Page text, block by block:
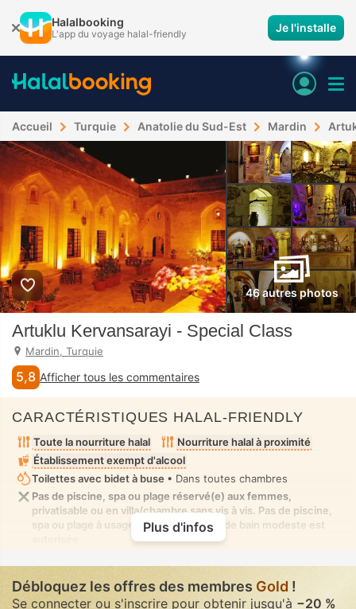
Halalbooking
L'app du voyage halal-friendly Je l'installe
Accueil Turquie Anatolie du Sud-Est Mardin
46 autres photos
Artuklu Kervansarayi - Special Class
Mardin, Turquie
5,8 Afficher tous les commentaires
CARACTÉRISTIQUES HALAL-FRIENDLY
Toute la nourriture halal
Nourriture halal à proximité
Établissement exempt d'alcool
Toilettes avec bidet à buse • Dans toutes chambres
Pas de piscine, spa ou plage réservé(e) aux femmes,
privatisable ou en villa/chambre sans vis à vis. Pas de piscine,
spa ou plage à usage mixte où la tenue de bain modeste est
Plus d'infos
Débloquez les offres des membres Gold !
Se connecter ou s'inscrire pour obtenir jusqu'à −20 %